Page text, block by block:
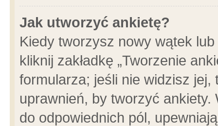
Jak utworzyć ankietę?
Kiedy tworzysz nowy wątek
kliknij zakładkę „Tworzenie
formularza; jeśli nie widzisz
uprawnień, by tworzyć ankiety.
do odpowiednich pól,